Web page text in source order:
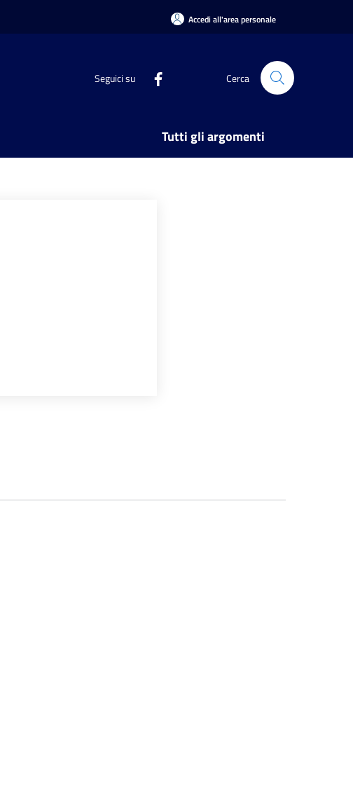
Accedi all'area personale
Seguici su Cerca
Tutti gli argomenti